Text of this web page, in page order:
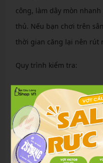
công, làm dây mòn
thủ. Nếu bạn chơi trên
thời gian căng lại nên rút
Quy trình kiểm tra:
Theo dõi số giờ chơi
thao.
Ghi chép số lần
Điều chỉnh tần suất
Loại dây cước bạn